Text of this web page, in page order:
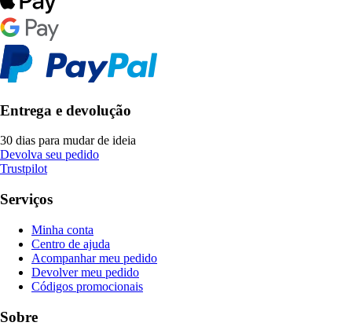
Entrega e devolução
30 dias para mudar de ideia
Devolva seu pedido
Trustpilot
Serviços
Minha conta
Centro de ajuda
Acompanhar meu pedido
Devolver meu pedido
Códigos promocionais
Sobre